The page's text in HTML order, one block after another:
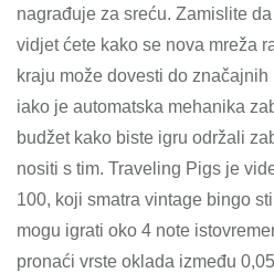
nagrađuje za sreću. Zamislite
vidjet ćete kako se nova mreža
kraju može dovesti do
iako je automatska mehanika
budžet kako biste igru ​​održali
nositi s tim. Traveling Pigs je
100, koji smatra vintage bingo
mogu igrati oko 4 note
pronaći vrste oklada između